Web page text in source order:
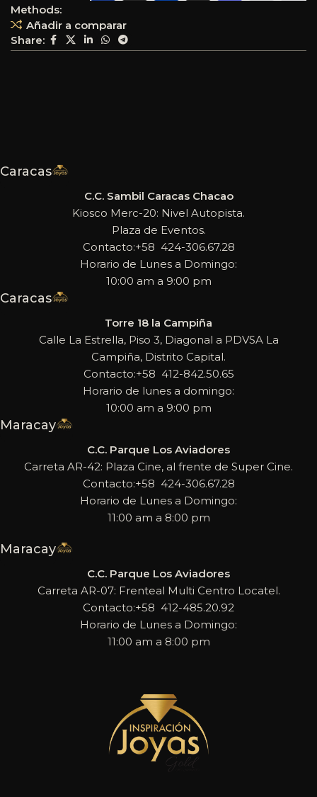
Añadir a comparar
Share:
Methods:
Caracas
C.C. Sambil Caracas Chacao
Kiosco Merc-20: Nivel Autopista.
Plaza de Eventos.
Contacto:+58 424-306.67.28
Horario de Lunes a Domingo:
10:00 am a 9:00 pm
Caracas
Torre 18 la Campiña
Calle La Estrella, Piso 3, Diagonal a PDVSA La
Campiña, Distrito Capital.
Contacto:+58 412-842.50.65
Horario de lunes a domingo:
10:00 am a 9:00 pm
Maracay
C.C. Parque Los Aviadores
Carreta AR-42: Plaza Cine, al frente de Super Cine.
Contacto:+58 424-306.67.28
Horario de Lunes a Domingo:
11:00 am a 8:00 pm
Maracay
C.C. Parque Los Aviadores
Carreta AR-07: Frenteal Multi Centro Locatel.
Contacto:+58 412-485.20.92
Horario de Lunes a Domingo:
11:00 am a 8:00 pm